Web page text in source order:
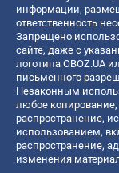
информации,
ответственность
Запрещено
сайте, даже с
логотипа OBOZ.UA
письменного
Незаконным
любое
распространение,
использованием,
распространение,
изменения